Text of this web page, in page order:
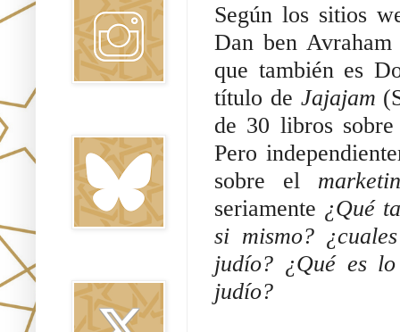
Según los sitios
Dan ben
que también es
título de Jajajam
de 30 libros
Pero
sobre el
seriamente ¿Qué
si mismo?
judío? ¿Qué es
judío?